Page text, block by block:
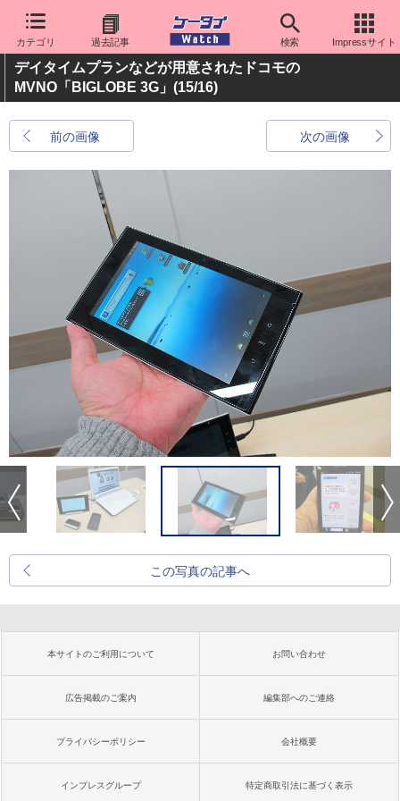
カテゴリ 過去記事 検索 Impressサイト
デイタイムプランなどが用意されたドコモの
MVNO「BIGLOBE 3G」 (15/16)
前の画像 次の画像
この写真の記事へ
本サイトのご利用について お問い合わせ
広告掲載のご案内 編集部へのご連絡
プライバシーポリシー 会社概要
インプレスグループ 特定商取引法に基づく表示